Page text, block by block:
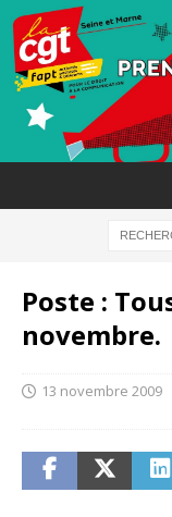
Poste :
novembre.
13 novembre 2009